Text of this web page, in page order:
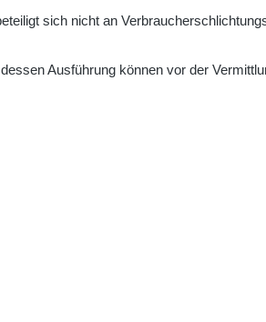
sich nicht an
Ausführung können vor der